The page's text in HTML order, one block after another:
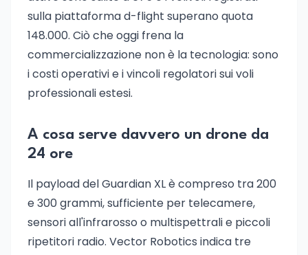
sulla piattaforma d-flight superano quota
148.000. Ciò che oggi frena la
commercializzazione non è la tecnologia: sono
i costi operativi e i vincoli regolatori sui voli
professionali estesi.
A cosa serve davvero un drone da
24 ore
Il payload del Guardian XL è compreso tra 200
e 300 grammi, sufficiente per telecamere,
sensori all'infrarosso o multispettrali e piccoli
ripetitori radio. Vector Robotics indica tre